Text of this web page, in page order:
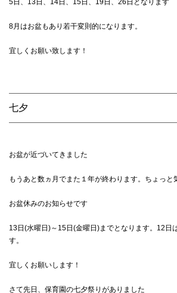
5日、13日、14日、15日、19日、26日となります
8月はお盆もあり若干変則的になります。
宜しくお願い致します！
七夕
お盆が近づいてきました
もうあと数ヵ月でまた１年が終わります。ちょっ
お盆休みのお知らせです
13日(水曜日)～15日(金曜日)までとなります。12日
す。
宜しくお願いします！
さて先日、保育園の七夕祭りがありました